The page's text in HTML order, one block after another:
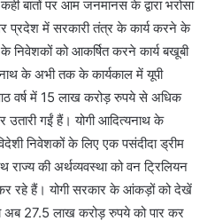
बातों पर आम जनमानस के द्वारा भरोसा
प्रदेश में सरकारी तंत्र के कार्य करने के
निवेशकों को आकर्षित करने कार्य बखूबी
के अभी तक के कार्यकाल में यूपी
में 15 लाख करोड़ रुपये से अधिक
उतारी गईं हैं। योगी आदित्यनाथ के
निवेशकों के लिए एक पसंदीदा ड्रीम
राज्य की अर्थव्यवस्था को वन ट्रिलियन
रहे हैं। योगी सरकार के आंकड़ों को देखें
अब 27.5 लाख करोड़ रुपये को पार कर